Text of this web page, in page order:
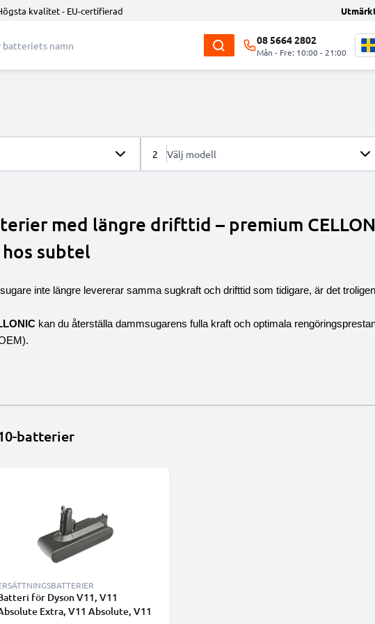
kvalitet - EU-certifierad
08 5664 2802
Mån - Fre: 10:00 - 21:00
2 Välj modell
med längre drifttid – premium
subtel
inte längre levererar samma sugkraft och drifttid som tidigare, är det
kan du återställa dammsugarens fulla kraft och optimala
batterier
för Dyson V11, V11
Extra, V11 Absolute, V11